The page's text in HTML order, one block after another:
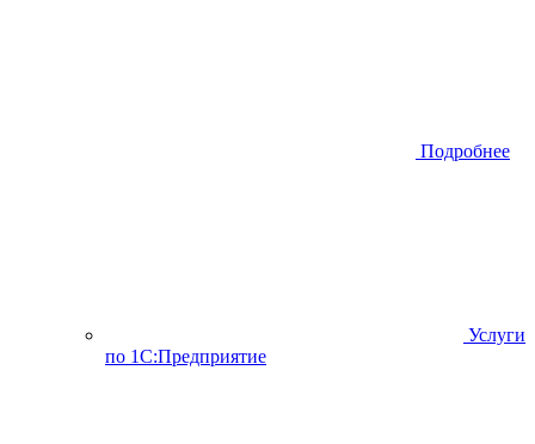
Подробнее
Услуги
по 1С:Предприятие